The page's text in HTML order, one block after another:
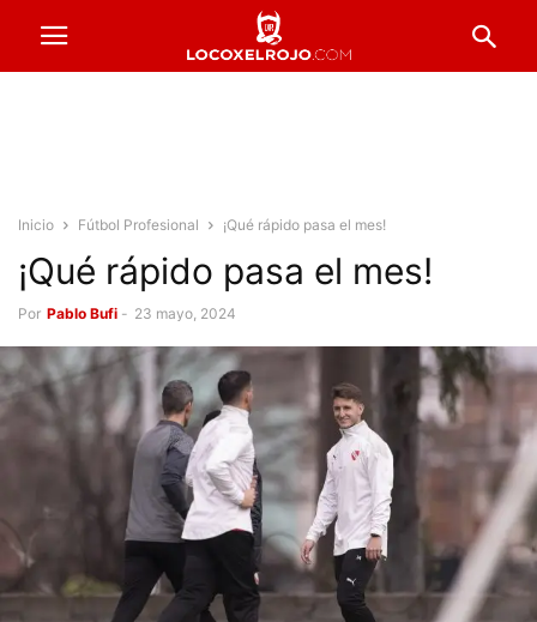
Inicio Fútbol Profesional ¡Qué rápido pasa el mes!
¡Qué rápido pasa el mes!
Por Pablo Bufi - 23 mayo, 2024